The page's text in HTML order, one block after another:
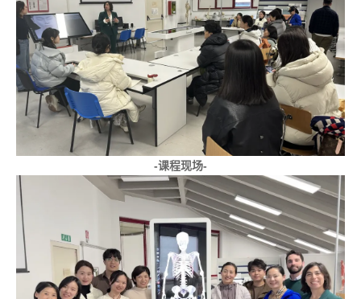
-课程现场-